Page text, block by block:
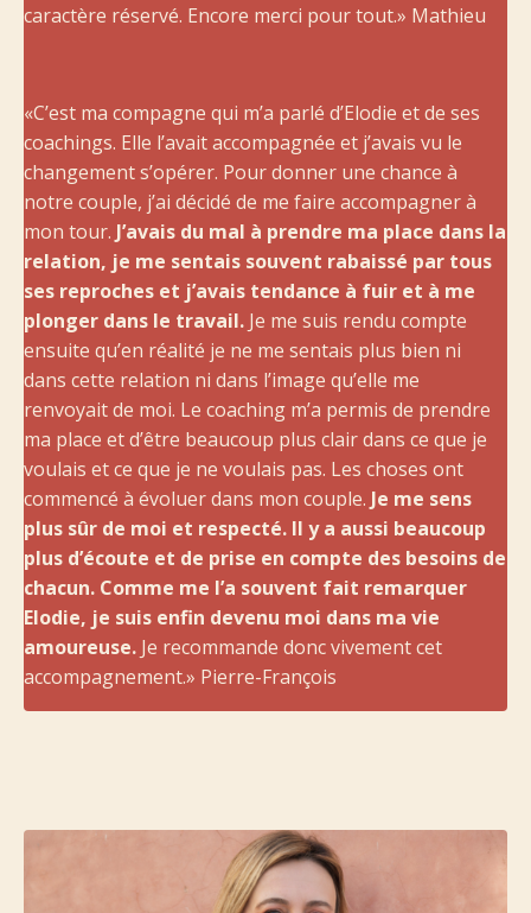
caractère réservé. Encore merci pour tout.» Mathieu
«C’est ma compagne qui m’a parlé d’Elodie et de ses
coachings. Elle l’avait accompagnée et j’avais vu le
changement s’opérer. Pour donner une chance à
notre couple, j’ai décidé de me faire accompagner à
mon tour. J’avais du mal à prendre ma place dans la
relation, je me sentais souvent rabaissé par tous
ses reproches et j’avais tendance à fuir et à me
plonger dans le travail. Je me suis rendu compte
ensuite qu’en réalité je ne me sentais plus bien ni
dans cette relation ni dans l’image qu’elle me
renvoyait de moi. Le coaching m’a permis de prendre
ma place et d’être beaucoup plus clair dans ce que je
voulais et ce que je ne voulais pas. Les choses ont
commencé à évoluer dans mon couple. Je me sens
plus sûr de moi et respecté. Il y a aussi beaucoup
plus d’écoute et de prise en compte des besoins de
chacun. Comme me l’a souvent fait remarquer
Elodie, je suis enfin devenu moi dans ma vie
amoureuse. Je recommande donc vivement cet
accompagnement.» Pierre-François